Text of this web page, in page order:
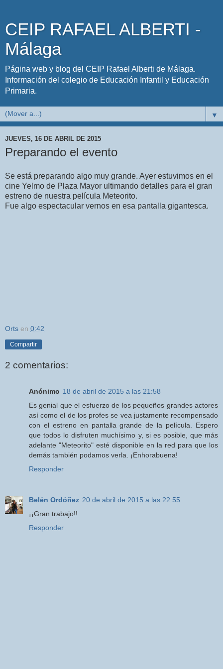
CEIP RAFAEL ALBERTI -
Málaga
Página web y blog del CEIP Rafael Alberti de Málaga.
Información del colegio de Educación Infantil y Educación
Primaria.
▼
JUEVES, 16 DE ABRIL DE 2015
Preparando el evento
Se está preparando algo muy grande. Ayer estuvimos en el
cine Yelmo de Plaza Mayor ultimando detalles para el gran
estreno de nuestra película Meteorito.
Fue algo espectacular vernos en esa pantalla gigantesca.
Orts en 0:42
Compartir
2 comentarios:
Anónimo 18 de abril de 2015 a las 21:58
Es genial que el esfuerzo de los pequeños grandes actores
así como el de los profes se vea justamente recompensado
con el estreno en pantalla grande de la película. Espero
que todos lo disfruten muchísimo y, si es posible, que más
adelante "Meteorito" esté disponible en la red para que los
demás también podamos verla. ¡Enhorabuena!
Responder
Belén Ordóñez 20 de abril de 2015 a las 22:55
¡¡Gran trabajo!!
Responder